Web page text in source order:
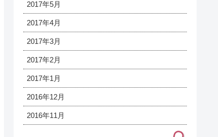
2017年5月
2017年4月
2017年3月
2017年2月
2017年1月
2016年12月
2016年11月